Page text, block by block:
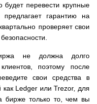
перевести крупные
гарантию на
проверяет свои
не должна долго
поэтому после
свои средства в
Ledger или Trezor, для
бирже только то, чем вы